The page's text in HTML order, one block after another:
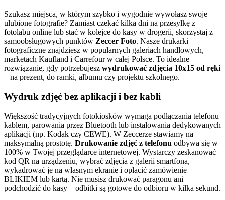
Szukasz miejsca, w którym szybko i wygodnie wywołasz swoje
ulubione fotografie? Zamiast czekać kilka dni na przesyłkę z
fotolabu online lub stać w kolejce do kasy w drogerii, skorzystaj z
samoobsługowych punktów Zeccer Foto. Nasze drukarki
fotograficzne znajdziesz w popularnych galeriach handlowych,
marketach Kaufland i Carrefour w całej Polsce. To idealne
rozwiązanie, gdy potrzebujesz wydrukować zdjęcia 10x15 od ręki
– na prezent, do ramki, albumu czy projektu szkolnego.
Wydruk zdjęć bez aplikacji i bez kabli
Większość tradycyjnych fotokiosków wymaga podłączania telefonu
kablem, parowania przez Bluetooth lub instalowania dedykowanych
aplikacji (np. Kodak czy CEWE). W Zeccerze stawiamy na
maksymalną prostotę. Drukowanie zdjęć z telefonu odbywa się w
100% w Twojej przeglądarce internetowej. Wystarczy zeskanować
kod QR na urządzeniu, wybrać zdjęcia z galerii smartfona,
wykadrować je na własnym ekranie i opłacić zamówienie
BLIKIEM lub kartą. Nie musisz drukować paragonu ani
podchodzić do kasy – odbitki są gotowe do odbioru w kilka sekund.